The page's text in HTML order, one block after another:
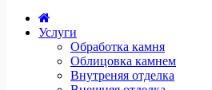
Услуги
Обработка камня
Облицовка камнем
Внутреняя отделка